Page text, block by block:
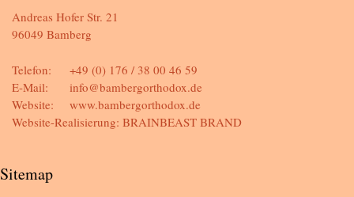
Andreas Hofer Str. 21
96049 Bamberg
Telefon:
E-Mail:
Website:
+49 (0) 176 / 38 00 46 59
info@bambergorthodox.de
www.bambergorthodox.de
Website-Realisierung: BRAINBEAST BRAND
Sitemap